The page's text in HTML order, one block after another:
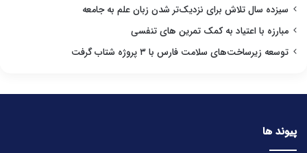
سیزده سال تلاش برای نزدیک‌تر شدن زبان علم به جامعه
مبارزه با اعتیاد به کمک تمرین های تنفسی
توسعه زیرساخت‌های سلامت فارس با ۳ پروژه شتاب گرفت
پیوند ها